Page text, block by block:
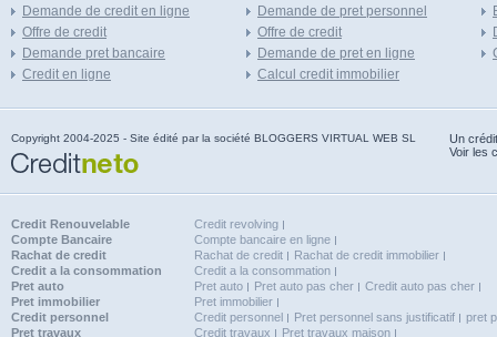
Demande de credit en ligne
Offre de credit
Demande pret bancaire
Credit en ligne
Demande de pret personnel
Offre de credit
Demande de pret en ligne
Calcul credit immobilier
Copyright 2004-2025 - Site édité par la société BLOGGERS VIRTUAL WEB SL
Un
Voir les
Credit Renouvelable
Credit revolving
Compte Bancaire
Compte bancaire en ligne
Rachat de credit
Rachat de credit
Rachat de credit immobilier
Credit a la consommation
Credit a la consommation
Pret auto
Pret auto Pret auto pas cher
Credit auto pas cher
Pret immobilier
Pret immobilier
Credit personnel
Credit personnel Pret personnel sans justificatif
pret
Pret travaux
Credit travaux Pret travaux maison